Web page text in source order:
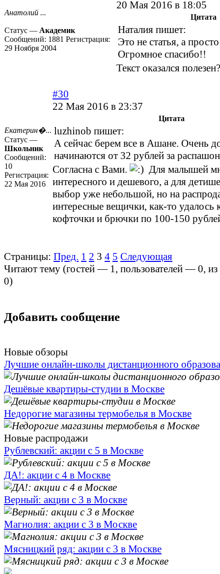
Анатолий ...
Статус — Академик
Сообщений: 1881 Регистрация:
29 Ноября 2004
20 Мая 2016 в 18:05
Цитата
Наталия пишет:
Это не статья, а
Огромное спасибо!!
Текст оказался полезен?
Екатерин�...
Статус —
Школьник
Сообщений:
10
Регистрация:
22 Мая 2016
#30
22 Мая 2016 в 23:37
Цитата
luzhinob пишет:
А сейчас берем все в Ашане. Очень
начинаются от 32 рублей за
Согласна с Вами.
Для малышей
интересного и дешевого, а для
выбор уже небольшой, но на
интересные вещички, как-то удалось
кофточки и брючки по 100-150
Страницы: Пред. 1 2 3 4 5 Следующая
Читают тему (гостей — 1, пользователей —0,
0)
Добавить сообщение
Новые обзоры
Лучшие онлайн-школы дистанционного
Дешёвые квартиры-студии в Москве
Недорогие магазины термобелья в Москве
Новые распродажи
Рублевский: акции с 5 в Москве
ДА!: акции с 4 в Москве
Верный: акции с 3 в Москве
Магнолия: акции с 3 в Москве
Мясницкий ряд: акции с 3 в Москве